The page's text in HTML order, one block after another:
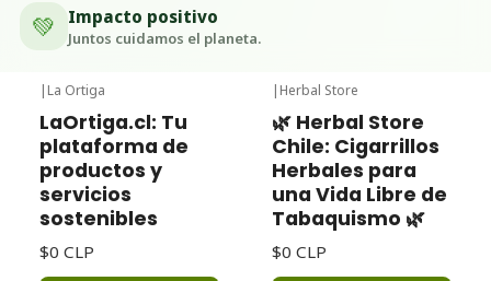
💚 Impacto positivo
Juntos cuidamos el planeta.
| La Ortiga
LaOrtiga.cl: Tu
plataforma de
productos y
servicios
sostenibles
$0 CLP
| Herbal Store
🌿 Herbal Store
Chile: Cigarrillos
Herbales para
una Vida Libre de
Tabaquismo 🌿
$0 CLP